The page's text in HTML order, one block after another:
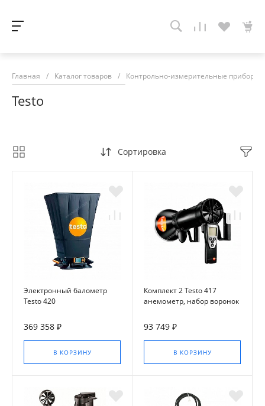
Главная / Каталог товаров / Контрольно-измерительные приборы
Testo
Сортировка
Электронный балометр
Testo 420
369 358 ₽
В КОРЗИНУ
Комплект 2 Testo 417
анемометр, набор воронок
93 749 ₽
В КОРЗИНУ